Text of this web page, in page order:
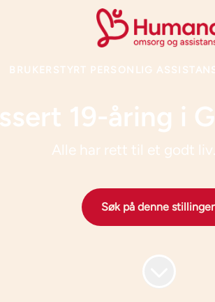
BRUKERSTYRT PERSONLIG
19-åring i
Alle har rett til et godt
Søk på denne